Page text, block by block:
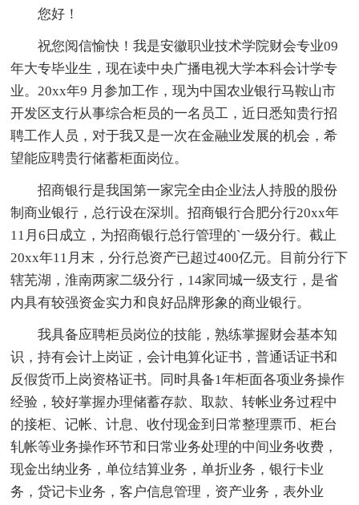
您好！
祝您阅信愉快！我是安徽职业技术学院财会专业09
年大专毕业生，现在读中央广播电视大学本科会计学专
业。20xx年9 月参加工作，现为中国农业银行马鞍山市
开发区支行从事综合柜员的一名员工，近日悉知贵行招
聘工作人员，对于我又是一次在金融业发展的机会，希
望能应聘贵行储蓄柜面岗位。
招商银行是我国第一家完全由企业法人持股的股份
制商业银行，总行设在深圳。招商银行合肥分行20xx年
11月6日成立，为招商银行总行管理的`一级分行。截止
20xx年11月末，分行总资产已超过400亿元。目前分行下
辖芜湖，淮南两家二级分行，14家同城一级支行，是省
内具有较强资金实力和良好品牌形象的商业银行。
我具备应聘柜员岗位的技能，熟练掌握财会基本知
识，持有会计上岗证，会计电算化证书，普通话证书和
反假货币上岗资格证书。同时具备1年柜面各项业务操作
经验，较好掌握办理储蓄存款、取款、转帐业务过程中
的接柜、记帐、计息、收付现金到日常整理票币、柜台
轧帐等业务操作环节和日常业务处理的中间业务收费，
现金出纳业务，单位结算业务，单折业务，银行卡业
务，贷记卡业务，客户信息管理，资产业务，表外业